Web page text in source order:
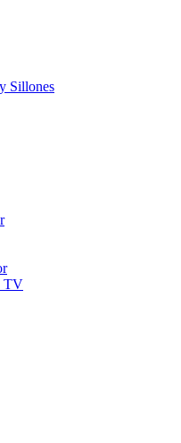
Sillones
TV